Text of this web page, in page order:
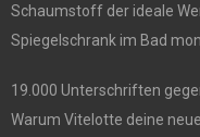
Schaumstoff der ideale
Spiegelschrank im Bad
19.000 Unterschriften
Warum Vitelotte deine